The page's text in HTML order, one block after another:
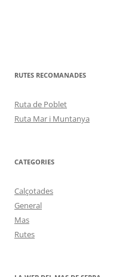
RUTES RECOMANADES
Ruta de Poblet
Ruta Mar i Muntanya
CATEGORIES
Calçotades
General
Mas
Rutes